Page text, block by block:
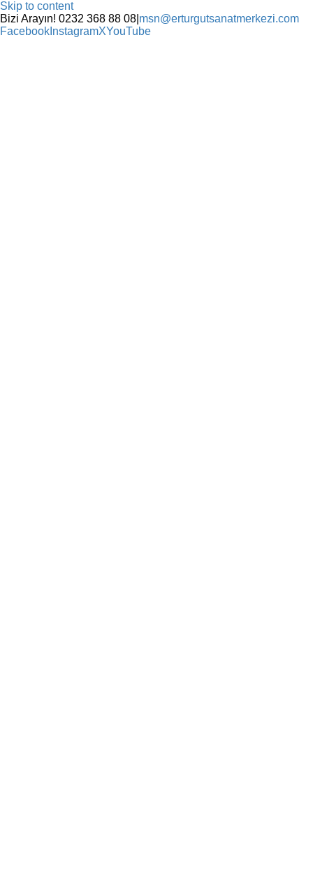
Skip to content
Bizi Arayın! 0232 368 88 08 msn@erturgutsanatmerkezi.com
Facebook InstagramXYouTube